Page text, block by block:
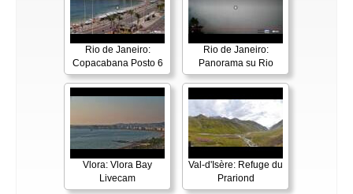
Rio de Janeiro:
Copacabana Posto 6
Rio de Janeiro:
Panorama su Rio
Vlora: Vlora Bay
Livecam
Val-d'Isère: Refuge du
Prariond